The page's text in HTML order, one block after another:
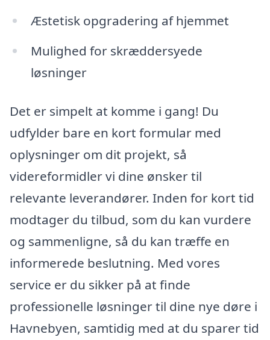
Æstetisk opgradering af hjemmet
Mulighed for skræddersyede
løsninger
Det er simpelt at komme i gang! Du
udfylder bare en kort formular med
oplysninger om dit projekt, så
videreformidler vi dine ønsker til
relevante leverandører. Inden for kort tid
modtager du tilbud, som du kan vurdere
og sammenligne, så du kan træffe en
informerede beslutning. Med vores
service er du sikker på at finde
professionelle løsninger til dine nye døre i
Havnebyen, samtidig med at du sparer tid